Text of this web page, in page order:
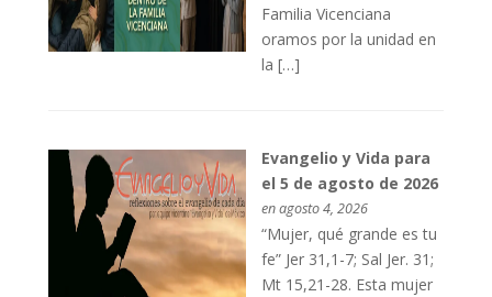
Familia Vicenciana
oramos por la unidad en
la […]
Evangelio y Vida para
el 5 de agosto de 2026
en agosto 4, 2026
“Mujer, qué grande es tu
fe” Jer 31,1-7; Sal Jer. 31;
Mt 15,21-28. Esta mujer